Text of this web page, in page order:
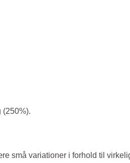
(250%).
små variationer i forhold til